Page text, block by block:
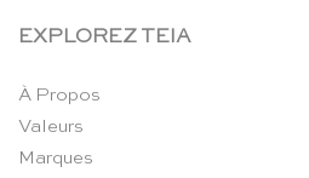
EXPLOREZ TEIA
À Propos
Valeurs
Marques